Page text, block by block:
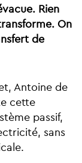
Rien
On
de
Antoine de
cette
passif,
sans